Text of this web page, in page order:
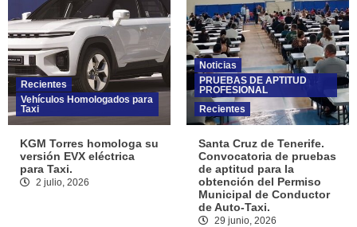
Recientes
Vehículos Homologados para
Taxi
KGM Torres homologa su
versión EVX eléctrica
para Taxi.
2 julio, 2026
Noticias
PRUEBAS DE APTITUD
PROFESIONAL
Recientes
Santa Cruz de Tenerife.
Convocatoria de pruebas
de aptitud para la
obtención del Permiso
Municipal de Conductor
de Auto-Taxi.
29 junio, 2026